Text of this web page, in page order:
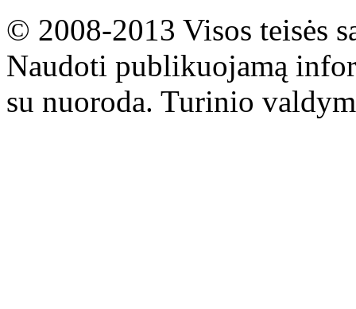
© 2008-2013 Visos teisės
Naudoti publikuojamą
su nuoroda. Turinio